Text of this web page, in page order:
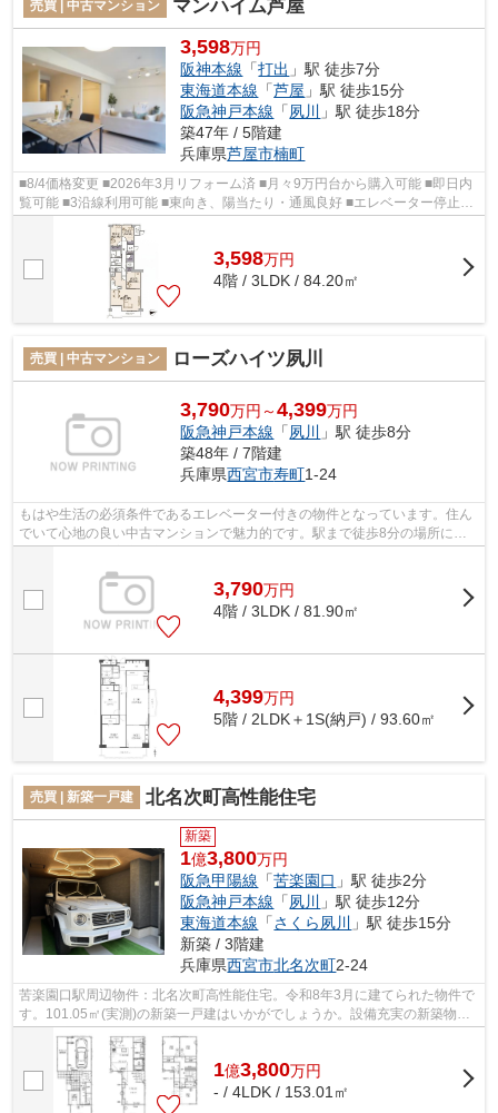
売買 | 中古マンション マンハイム芦屋
3,598万円
阪神本線 「打出 」駅 徒歩7分
東海道本線 「芦屋 」駅 徒歩15分
阪急神戸本線 「夙川
」駅 徒歩18分
築47年 / 5階建
兵庫県芦屋市楠町
■8/4価格変更 ■2026年3月リフォーム済 ■月々9万円台から購入可能 ■即日内
覧可能 ■3沿線利用可能 ■東向き、陽当たり・通風良好 ■エレベーター停止階
■リビングにエアコン設置 ■トラ...
3,598万円
4階 / 3LDK / 84.20㎡
売買 | 中古マンション ローズハイツ夙川
3,790万円～4,399万円
阪急神戸本線 「夙川
」駅 徒歩8分
築48年 / 7階建
兵庫県西宮市寿町1-24
もはや生活の必須条件であるエレベーター付きの物件となっています。住ん
でいて心地の良い中古マンションで魅力的です。駅まで徒歩8分の場所にあ
3,790万円
4階 / 3LDK / 81.90㎡
4,399万円
5階 / 2LDK＋1S(納戸) / 93.60㎡
売買 | 新築一戸建 北名次町高性能住宅
新築
1億3,800万円
阪急甲陽線 「苦楽園口 」駅 徒歩2分
阪急神戸本線 「夙川
」駅 徒歩12分
東海道本線 「さくら夙川
」駅 徒歩15分
新築 / 3階建
兵庫県西宮市北名次町2-24
苦楽園口駅周辺物件：北名次町高性能住宅。令和8年3月に建てられた物件で
す。101.05㎡(実測)の新築一戸建はいかがでしょうか。設備充実の新築物件
で新生活をはじめませんか。ハウスコ...
1億3,800万円
- / 4LDK / 153.01㎡